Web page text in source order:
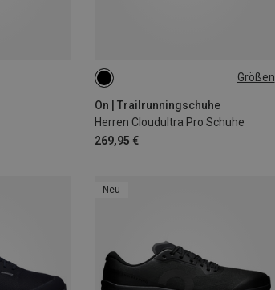
Größen
On | Trailrunningschuhe
Herren Cloudultra Pro Schuhe
269,95 €
Neu